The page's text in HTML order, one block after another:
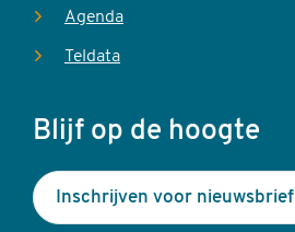
Agenda
Teldata
Blijf op de hoogte
Inschrijven voor nieuwsbrief